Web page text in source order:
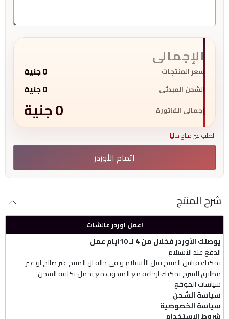
الإجمالى
سعر المنتجات 0جنية
الشحن المبدئى 0جنية
إجمالى الفاتورة 0جنية
الطلب غير متاح حاليا
اتمام الأوردر
شرح المنتج
اعمل اوردر عالشات
يوصلك الأوردر فخلال من 4 لـ 10ايام عمل
الدفع عند الأستلام
يمكنك قياس المنتج قبل الأستلام و فى حالة ان المنتج غير صالح او غير
مطابق للشرح يمكنك ارجاعة مع المندوب مع تحمل تكلفة الشحن
سياسات الموقع
سياسة الشحن
سياسة الخصوصية